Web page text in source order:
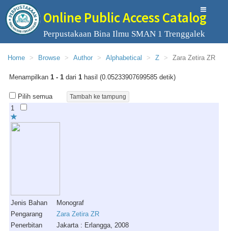
Online Public Access Catalog
Perpustakaan Bina Ilmu SMAN 1 Trenggalek
Home Browse Author Alphabetical Z Zara Zetira ZR
Menampilkan 1 - 1 dari 1 hasil (0.05233907699585 detik)
Pilih semua
1
Jenis Bahan
Monograf
Pengarang
Zara Zetira ZR
Penerbitan
Jakarta : Erlangga, 2008